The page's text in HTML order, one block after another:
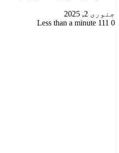
جنوری 2, 2025
0
Less than a minute